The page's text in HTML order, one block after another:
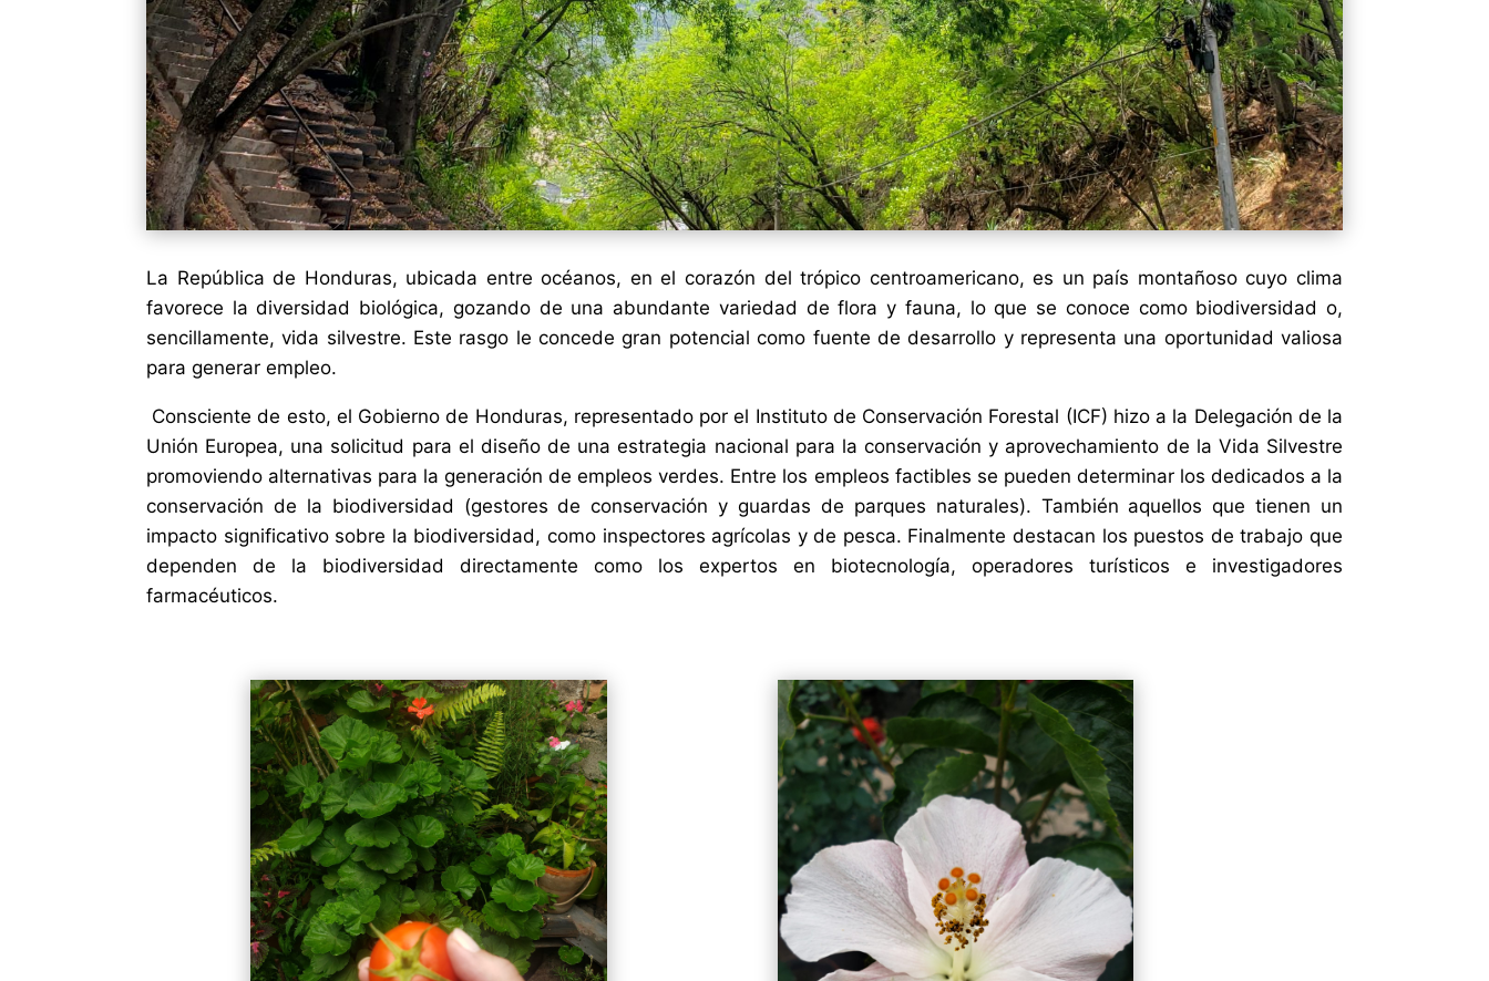
La República de Honduras, ubicada entre océanos, en el corazón del trópico centroamericano, es un país montañoso cuyo clima
favorece la diversidad biológica, gozando de una abundante variedad de flora y fauna, lo que se conoce como biodiversidad o,
sencillamente, vida silvestre. Este rasgo le concede gran potencial como fuente de desarrollo y representa una oportunidad valiosa
para generar empleo.
Consciente de esto, el Gobierno de Honduras, representado por el Instituto de Conservación Forestal (ICF) hizo a la Delegación de la
Unión Europea, una solicitud para el diseño de una estrategia nacional para la conservación y aprovechamiento de la Vida Silvestre
promoviendo alternativas para la generación de empleos verdes. Entre los empleos factibles se pueden determinar los dedicados a la
conservación de la biodiversidad (gestores de conservación y guardas de parques naturales). También aquellos que tienen un
impacto significativo sobre la biodiversidad, como inspectores agrícolas y de pesca. Finalmente destacan los puestos de trabajo que
dependen de la biodiversidad directamente como los expertos en biotecnología, operadores turísticos e investigadores
farmacéuticos.